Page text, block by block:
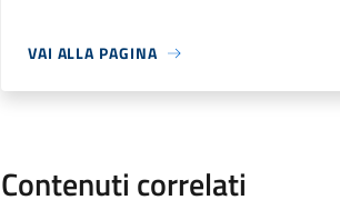
VAI ALLA PAGINA
Contenuti correlati